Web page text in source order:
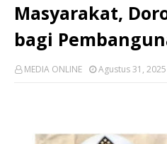
Masyarakat,
bagi
MEDIA ONLINE Agustus 31, 2025